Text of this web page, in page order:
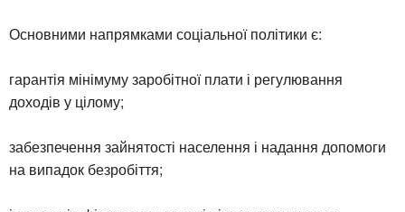
Основними напрямками соціальної політики є:
гарантія мінімуму заробітної плати і регулювання
доходів у цілому;
забезпечення зайнятості населення і надання допомоги
на випадок безробіття;